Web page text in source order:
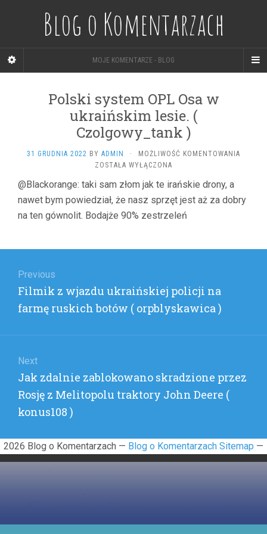
Blog o Komentarzach
MOJE KOMENTARZE - BLOG
Polski system OPL Osa w
ukraińskim lesie. (
Czolgowy_tank )
31 GRUDNIA 2022 BY ADMIN · MOŻLIWOŚĆ KOMENTOWANIA
W
ZOSTAŁA WYŁĄCZONA
@Blackorange: taki sam złom jak te irańskie drony, a
nawet bym powiedział, że nasz sprzęt jest aż za dobry
na ten gównolit. Bodajże 90% zestrzeleń
wpisu
Previous
Previous
post:
Filmik z wjazdu ukraińskiej policji na
farmę ruskich botów ( orpblyskawica )
Next
Next
post:
Jak zdalnie zablokowano skradzione przez
Rosję z Melitopolu traktory John Deere (
konus108 )
2026 Blog o Komentarzach — Blog o Komentarzach Sitemap —